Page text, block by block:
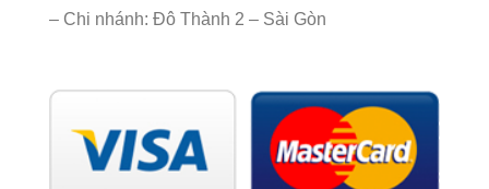
– Chi nhánh: Đô Thành 2 – Sài Gòn